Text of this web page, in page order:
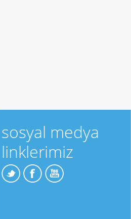
sosyal medya
linklerimiz